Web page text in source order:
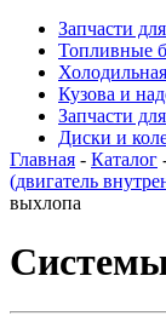
Запчасти
Топливные
Кузова и
Запчасти
Диски и
Главная - Каталог
(двигатель
выхлопа